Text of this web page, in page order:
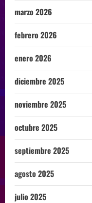
marzo 2026
febrero 2026
enero 2026
diciembre 2025
noviembre 2025
octubre 2025
septiembre 2025
agosto 2025
julio 2025